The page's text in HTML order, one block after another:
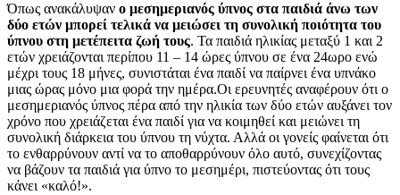
Όπως ανακάλυψαν ο μεσημεριανός ύπνος στα παιδιά άνω των
δύο ετών μπορεί τελικά να μειώσει τη συνολική ποιότητα του
ύπνου στη μετέπειτα ζωή τους. Τα παιδιά ηλικίας μεταξύ 1 και 2
ετών χρειάζονται περίπου 11 – 14 ώρες ύπνου σε ένα 24ωρο ενώ
μέχρι τους 18 μήνες, συνιστάται ένα παιδί να παίρνει ένα υπνάκο
μιας ώρας μόνο μια φορά την ημέρα.Οι ερευνητές αναφέρουν ότι ο
μεσημεριανός ύπνος πέρα από την ηλικία των δύο ετών αυξάνει τον
χρόνο που χρειάζεται ένα παιδί για να κοιμηθεί και μειώνει τη
συνολική διάρκεια του ύπνου τη νύχτα. Αλλά οι γονείς φαίνεται ότι
το ενθαρρύνουν αντί να το αποθαρρύνουν όλο αυτό, συνεχίζοντας
να βάζουν τα παιδιά για ύπνο το μεσημέρι, πιστεύοντας ότι τους
κάνει «καλό!».